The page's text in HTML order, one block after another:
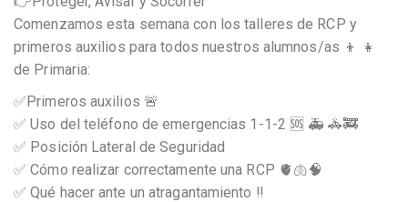
Comenzamos esta semana con los talleres de RCP y
primeros auxilios para todos nuestros alumnos/as 👦 👧
de Primaria:
✅Primeros auxilios 🚨
✅ Uso del teléfono de emergencias 1-1-2 🆘 🚑 🚓🚒
✅ Posición Lateral de Seguridad
✅ Cómo realizar correctamente una RCP 🫀🫁🧠
✅ Qué hacer ante un atragantamiento ‼️